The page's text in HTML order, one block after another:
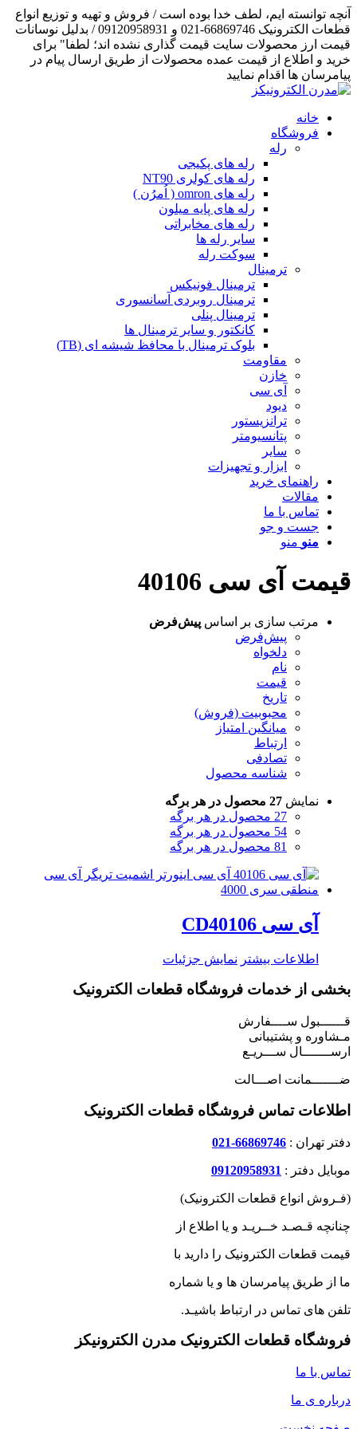
آنچه توانسته ایم، لطف خدا بوده است / فروش و تهیه و توزیع انواع
قطعات الکترونیک 66869746-021 و 09120958931 / بدلیل نوسانات
قیمت ارز محصولات سایت قیمت گذاری نشده اند؛ لطفا" برای
خرید و اطلاع از قیمت عمده محصولات از طریق ارسال پیام در
پیامرسان ها اقدام نمایید
خانه
فروشگاه
رله
رله های پکیجی
رله های کولری NT90
رله های omron ( اُمرُن )
رله های پایه میلون
رله های مخابراتی
سایر رله ها
سوکت رله
ترمینال
ترمینال فونیکس
ترمینال روبردی آسانسوری
ترمینال پنلی
کانکتور و سایر ترمینال ها
بلوک ترمینال با محافظ شیشه ای (TB)
مقاومت
خازن
آی سی
دیود
ترانزیستور
پتانسیومتر
سایر
ابزار و تجهیزات
راهنمای خرید
مقالات
تماس با ما
جست و جو
منو منو
قیمت آی سی 40106
مرتب سازی بر اساس پیش‌فرض
پیش‌فرض
دلخواه
نام
قیمت
تاریخ
محبوبیت (فروش)
میانگین امتیاز
ارتباط
تصادفی
شناسه محصول
نمایش 27 محصول در هر برگه
27 محصول در هر برگه
54 محصول در هر برگه
81 محصول در هر برگه
آی سی CD40106
اطلاعات بیشتر نمایش جزئیات
بخشی از خدمات فروشگاه قطعات الکترونیک
قــــــبول ســــفارش
مـشاوره و پشتیبانی
ارســـــــال ســـریـع
ضـــــــمانت اصـــالت
اطلاعات تماس فروشگاه قطعات الکترونیک
دفتر تهران : 66869746-021
موبایل دفتر : 09120958931
(فـروش انواع قطعات الکترونیک)
چنانچه قـصـد خــریـد و یا اطلاع از
قیمت قطعات الکترونیک را دارید با
ما از طریق پیامرسان ها و یا شماره
تلفن های تماس در ارتباط باشیـد.
فروشگاه قطعات الکترونیک مدرن الکترونیکز
تماس با ما
درباره ی ما